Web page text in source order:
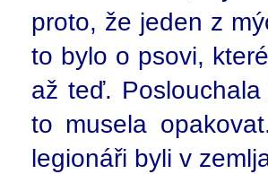
proto, že jeden z
to bylo o psovi,
až teď.
to musela
legionáři byli v